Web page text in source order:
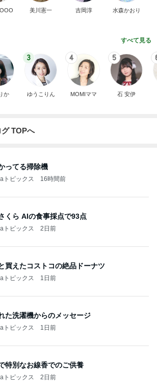
美川憲一 吉岡淳 水森かおり
すべて見る
か
3
ゆうこりん
4
MOMIママ
5
石 安伊
TOPへ
ってる掃除機
トピックス 16時間前
さくら AIの食事採点で93点
トピックス 2日前
買えたコストコの絶品ドーナツ
トピックス 1日前
た洗濯機からのメッセージ
トピックス 1日前
特別なお線香でのご供養
トピックス 2日前